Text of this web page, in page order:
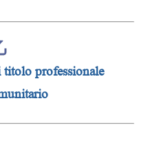
professionale